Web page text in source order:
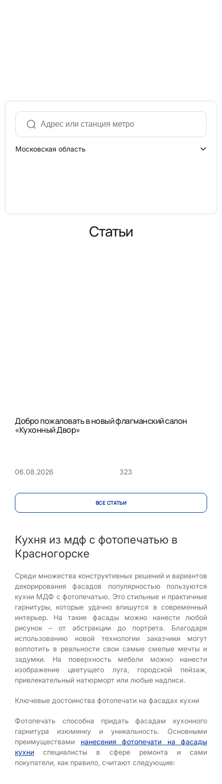
Московская область
Статьи
Добро пожаловать в новый флагманский салон
«Кухонный Двор»
06.08.2026 323
ВСЕ CТАТЬИ
Кухня из мдф с фотопечатью в
Красногорске
Среди множества конструктивных решений и вариантов
декорирования фасадов популярностью пользуются
кухни МДФ c фотопечатью. Это стильные и практичные
гарнитуры, которые удачно впишутся в современный
интерьер. На такие фасады можно нанести любой
рисунок – от абстракции до портрета. Благодаря
использованию новой технологии заказчики могут
воплотить в реальности свои самые смелые мечты и
задумки. На поверхность мебели можно нанести
изображение цветущего луга, городской пейзаж,
привлекательный натюрморт или любые надписи.
Ключевые достоинства фотопечати на фасадах кухни
Фотопечать способна придать фасадам кухонного
гарнитура изюминку и уникальность. Основными
преимуществами нанесения фотопечати на фасады
кухни специалисты в сфере ремонта и сами
покупатели, как правило, считают следующие: